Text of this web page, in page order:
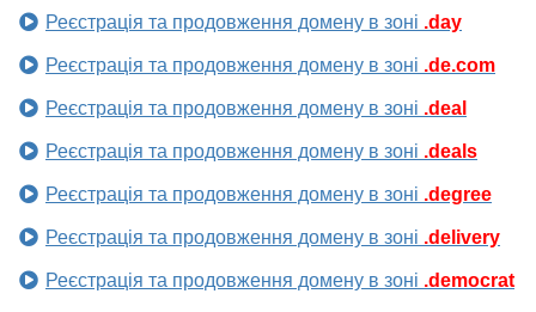
Реєстрація та продовження домену в зоні .day
Реєстрація та продовження домену в зоні .de.com
Реєстрація та продовження домену в зоні .deal
Реєстрація та продовження домену в зоні .deals
Реєстрація та продовження домену в зоні .degree
Реєстрація та продовження домену в зоні .delivery
Реєстрація та продовження домену в зоні .democrat